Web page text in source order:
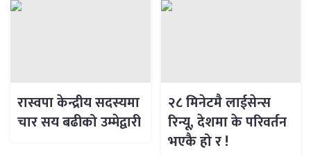
रास्वपा केन्द्रीय सदस्यमा
चार सय बढीको उम्मेद्वारी
२८ मिनेटमै लाईसेन्स
रिन्यू, देशमा के परिवर्तन
भएकै हो र !